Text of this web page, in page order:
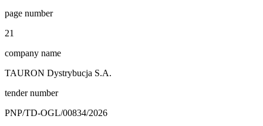
page number
21
company name
TAURON Dystrybucja S.A.
tender number
PNP/TD-OGL/00834/2026